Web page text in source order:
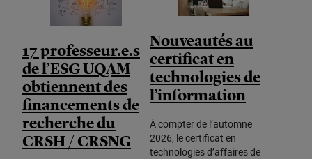
17 professeur.e.s
de l’ESG UQAM
obtiennent des
financements de
recherche du
CRSH / CRSNG
Nouveautés au
certificat en
technologies de
l’information
À compter de l’automne
2026, le certificat en
technologies d’affaires de